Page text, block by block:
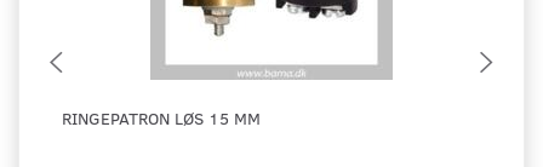
RINGEPATRON LØS 15 MM